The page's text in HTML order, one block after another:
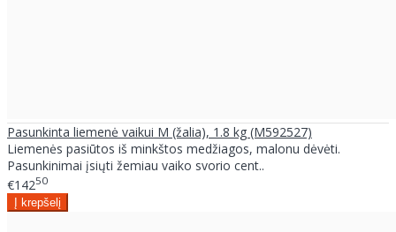
Pasunkinta liemenė vaikui M (žalia), 1.8 kg (M592527)
Liemenės pasiūtos iš minkštos medžiagos, malonu dėvėti.
Pasunkinimai įsiųti žemiau vaiko svorio cent..
€14250